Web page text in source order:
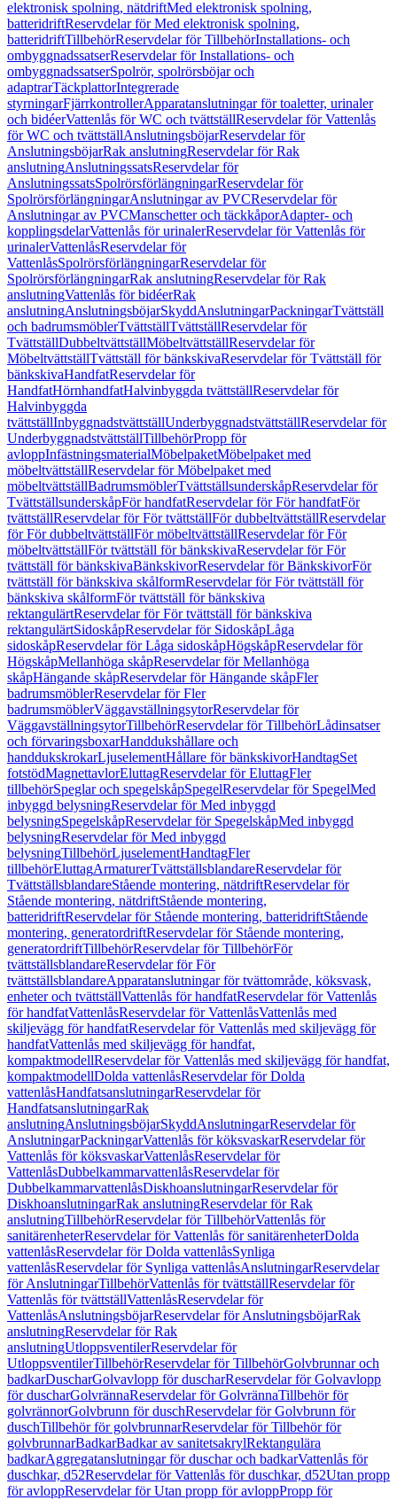
elektronisk spolning, nätdriftMed elektronisk spolning,
batteridriftReservdelar för Med elektronisk spolning,
batteridriftTillbehörReservdelar för TillbehörInstallations- och
ombyggnadssatserReservdelar för Installations- och
ombyggnadssatserSpolrör, spolrörsböjar och
adaptrarTäckplattorIntegrerade
styrningarFjärrkontrollerApparatanslutningar för toaletter, urinaler
och bidéerVattenlås för WC och tvättställReservdelar för Vattenlås
för WC och tvättställAnslutningsböjarReservdelar för
AnslutningsböjarRak anslutningReservdelar för Rak
anslutningAnslutningssatsReservdelar för
AnslutningssatsSpolrörsförlängningarReservdelar för
SpolrörsförlängningarAnslutningar av PVCReservdelar för
Anslutningar av PVCManschetter och täckkåporAdapter- och
kopplingsdelarVattenlås för urinalerReservdelar för Vattenlås för
urinalerVattenlåsReservdelar för
VattenlåsSpolrörsförlängningarReservdelar för
SpolrörsförlängningarRak anslutningReservdelar för Rak
anslutningVattenlås för bidéerRak
anslutningAnslutningsböjarSkyddAnslutningarPackningarTvättställ
och badrumsmöblerTvättställTvättställReservdelar för
TvättställDubbeltvättställMöbeltvättställReservdelar för
MöbeltvättställTvättställ för bänkskivaReservdelar för Tvättställ för
bänkskivaHandfatReservdelar för
HandfatHörnhandfatHalvinbyggda tvättställReservdelar för
Halvinbyggda
tvättställInbyggnadstvättställUnderbyggnadstvättställReservdelar för
UnderbyggnadstvättställTillbehörPropp för
avloppInfästningsmaterialMöbelpaketMöbelpaket med
möbeltvättställReservdelar för Möbelpaket med
möbeltvättställBadrumsmöblerTvättställsunderskåpReservdelar för
TvättställsunderskåpFör handfatReservdelar för För handfatFör
tvättställReservdelar för För tvättställFör dubbeltvättställReservdelar
för För dubbeltvättställFör möbeltvättställReservdelar för För
möbeltvättställFör tvättställ för bänkskivaReservdelar för För
tvättställ för bänkskivaBänkskivorReservdelar för BänkskivorFör
tvättställ för bänkskiva skålformReservdelar för För tvättställ för
bänkskiva skålformFör tvättställ för bänkskiva
rektangulärtReservdelar för För tvättställ för bänkskiva
rektangulärtSidoskåpReservdelar för SidoskåpLåga
sidoskåpReservdelar för Låga sidoskåpHögskåpReservdelar för
HögskåpMellanhöga skåpReservdelar för Mellanhöga
skåpHängande skåpReservdelar för Hängande skåpFler
badrumsmöblerReservdelar för Fler
badrumsmöblerVäggavställningsytorReservdelar för
VäggavställningsytorTillbehörReservdelar för TillbehörLådinsatser
och förvaringsboxarHanddukshållare och
handdukskrokarLjuselementHållare för bänkskivorHandtagSet
fotstödMagnettavlorEluttagReservdelar för EluttagFler
tillbehörSpeglar och spegelskåpSpegelReservdelar för SpegelMed
inbyggd belysningReservdelar för Med inbyggd
belysningSpegelskåpReservdelar för SpegelskåpMed inbyggd
belysningReservdelar för Med inbyggd
belysningTillbehörLjuselementHandtagFler
tillbehörEluttagArmaturerTvättställsblandareReservdelar för
TvättställsblandareStående montering, nätdriftReservdelar för
Stående montering, nätdriftStående montering,
batteridriftReservdelar för Stående montering, batteridriftStående
montering, generatordriftReservdelar för Stående montering,
generatordriftTillbehörReservdelar för TillbehörFör
tvättställsblandareReservdelar för För
tvättställsblandareApparatanslutningar för tvättområde, köksvask,
enheter och tvättställVattenlås för handfatReservdelar för Vattenlås
för handfatVattenlåsReservdelar för VattenlåsVattenlås med
skiljevägg för handfatReservdelar för Vattenlås med skiljevägg för
handfatVattenlås med skiljevägg för handfat,
kompaktmodellReservdelar för Vattenlås med skiljevägg för handfat,
kompaktmodellDolda vattenlåsReservdelar för Dolda
vattenlåsHandfatsanslutningarReservdelar för
HandfatsanslutningarRak
anslutningAnslutningsböjarSkyddAnslutningarReservdelar för
AnslutningarPackningarVattenlås för köksvaskarReservdelar för
Vattenlås för köksvaskarVattenlåsReservdelar för
VattenlåsDubbelkammarvattenlåsReservdelar för
DubbelkammarvattenlåsDiskhoanslutningarReservdelar för
DiskhoanslutningarRak anslutningReservdelar för Rak
anslutningTillbehörReservdelar för TillbehörVattenlås för
sanitärenheterReservdelar för Vattenlås för sanitärenheterDolda
vattenlåsReservdelar för Dolda vattenlåsSynliga
vattenlåsReservdelar för Synliga vattenlåsAnslutningarReservdelar
för AnslutningarTillbehörVattenlås för tvättställReservdelar för
Vattenlås för tvättställVattenlåsReservdelar för
VattenlåsAnslutningsböjarReservdelar för AnslutningsböjarRak
anslutningReservdelar för Rak
anslutningUtloppsventilerReservdelar för
UtloppsventilerTillbehörReservdelar för TillbehörGolvbrunnar och
badkarDuscharGolvavlopp för duscharReservdelar för Golvavlopp
för duscharGolvrännaReservdelar för GolvrännaTillbehör för
golvrännorGolvbrunn för duschReservdelar för Golvbrunn för
duschTillbehör för golvbrunnarReservdelar för Tillbehör för
golvbrunnarBadkarBadkar av sanitetsakrylRektangulära
badkarAggregatanslutningar för duschar och badkarVattenlås för
duschkar, d52Reservdelar för Vattenlås för duschkar, d52Utan propp
för avloppReservdelar för Utan propp för avloppPropp för